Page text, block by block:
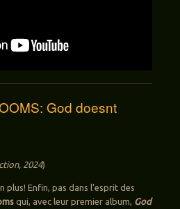
God doesnt
2024)
plus! Enfin, pas dans l’esprit des
qui, avec leur premier album, God